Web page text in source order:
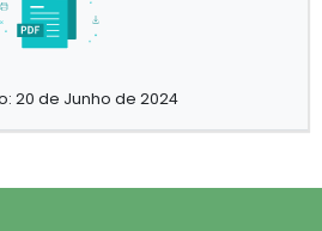
20 de Junho de 2024